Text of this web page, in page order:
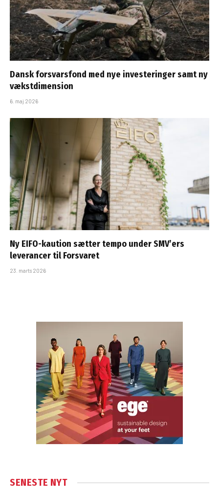
Dansk forsvarsfond med nye investeringer samt ny
vækstdimension
6. maj 2026
Ny EIFO-kaution sætter tempo under SMV’ers
leverancer til Forsvaret
23. marts 2026
SENESTE NYT